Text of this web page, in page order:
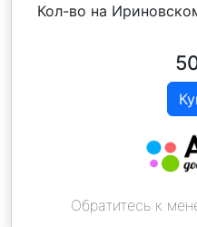
Кол-во на
Обратитесь к